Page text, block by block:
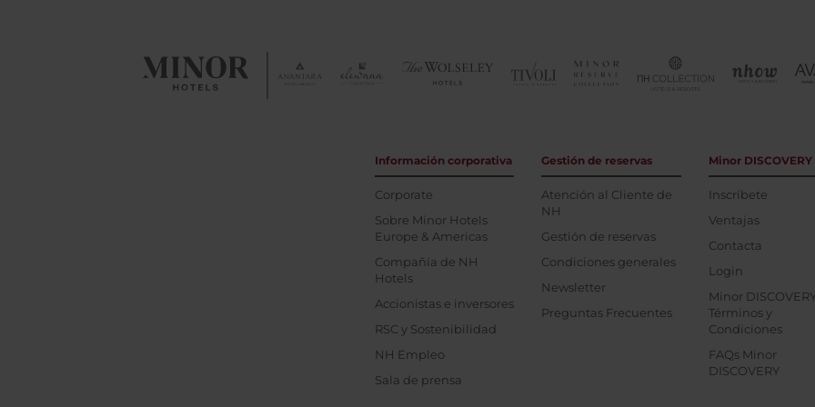
Información corporativa
Corporate
Sobre Minor Hotels
Europe & Americas
Compañía de NH
Hotels
Accionistas e inversores
RSC y Sostenibilidad
NH Empleo
Sala de prensa
Gestión de reservas
Atención al Cliente de
NH
Gestión de reservas
Condiciones generales
Newsletter
Preguntas Frecuentes
Minor DISCOVERY
Inscríbete
Ventajas
Contacta
Login
Minor
Términos y
Condiciones
FAQs Minor
DISCOVERY